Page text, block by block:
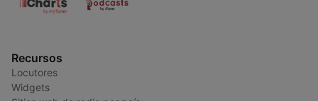
Recursos
Locutores
Widgets